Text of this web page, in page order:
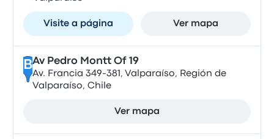
Visite a página Ver mapa
BAv Pedro Montt Of 19
Av. Francia 349-381, Valparaíso, Región de
Valparaíso, Chile
Ver mapa